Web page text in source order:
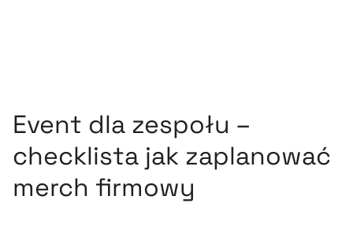
Event dla zespołu –
checklista jak zaplanować
merch firmowy